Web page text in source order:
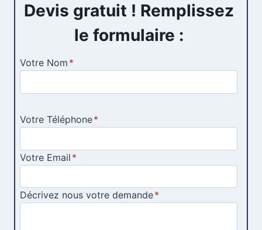
Devis gratuit ! Remplissez
le formulaire :
Votre Nom *
Votre Téléphone*
Votre Email *
Décrivez nous votre demande*